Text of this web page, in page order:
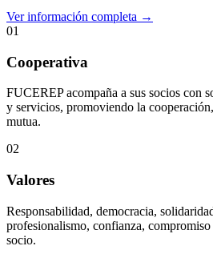
Ver información completa →
01
Cooperativa
FUCEREP acompaña a sus socios con
y servicios, promoviendo la
mutua.
02
Valores
Responsabilidad, democracia,
profesionalismo, confianza,
socio.